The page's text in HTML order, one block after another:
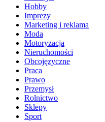
Hobby
Imprezy
Marketing i reklama
Moda
Motoryzacja
Nieruchomości
Obcojęzyczne
Praca
Prawo
Przemysł
Rolnictwo
Sklepy
Sport